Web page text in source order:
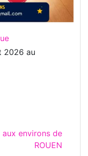
2026 au
environs de
ROUEN